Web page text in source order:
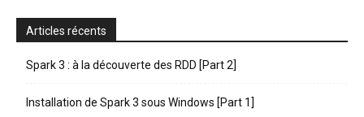
Articles récents
Spark 3 : à la découverte des RDD [Part 2]
Installation de Spark 3 sous Windows [Part 1]